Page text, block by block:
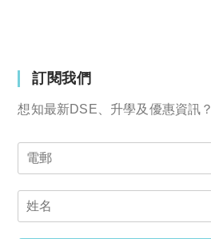
訂閱我們
想知最新DSE、升學及優惠資訊？